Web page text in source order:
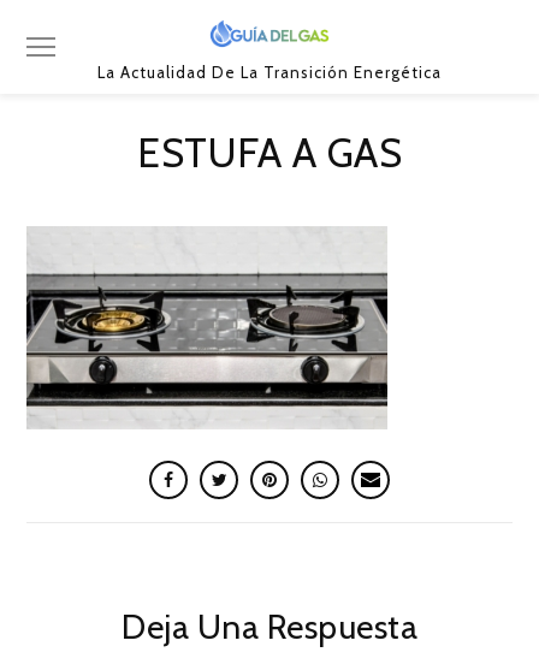
La Actualidad De La Transición Energética
ESTUFA A GAS
Deja Una Respuesta